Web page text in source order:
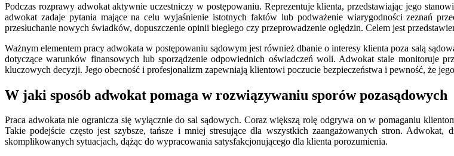
Podczas rozprawy adwokat aktywnie uczestniczy w postępowaniu. Reprezentuje klienta, przedstawiając jego
adwokat zadaje pytania mające na celu wyjaśnienie istotnych faktów lub podważenie wiarygodności zeznań
przesłuchanie nowych świadków, dopuszczenie opinii biegłego czy przeprowadzenie oględzin. Celem jest
Ważnym elementem pracy adwokata w postępowaniu sądowym jest również dbanie o interesy klienta poza salą
dotyczące warunków finansowych lub sporządzenie odpowiednich oświadczeń woli. Adwokat stale monitoruje
kluczowych decyzji. Jego obecność i profesjonalizm zapewniają klientowi poczucie bezpieczeństwa i pewność, że
W jaki sposób adwokat pomaga w rozwiązywaniu sporów pozasądowych
Praca adwokata nie ogranicza się wyłącznie do sal sądowych. Coraz większą rolę odgrywa on w pomaganiu
Takie podejście często jest szybsze, tańsze i mniej stresujące dla wszystkich zaangażowanych stron.
skomplikowanych sytuacjach, dążąc do wypracowania satysfakcjonującego dla klienta porozumienia.